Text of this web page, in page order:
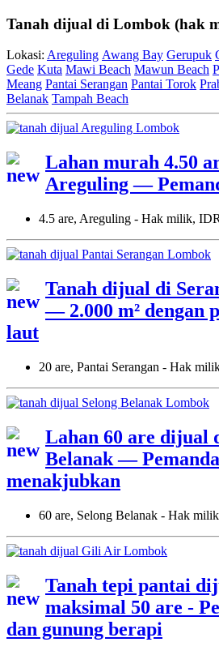
Tanah dijual di Lombok (hak
Lokasi: Areguling Awang Bay Gerupuk
Gede Kuta Mawi Beach Mawun Beach
Meang Pantai Serangan Pantai Torok
Belanak Tampah Beach
Lahan murah 4.50
Areguling —
4.5 are, Areguling - Hak milik,
Tanah dijual di
— 2.000 m² dengan
laut
20 are, Pantai Serangan - Hak
Lahan 60 are dijual
Belanak —
menakjubkan
60 are, Selong Belanak - Hak
Tanah tepi pantai
maksimal 50 are -
dan gunung berapi